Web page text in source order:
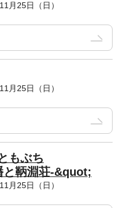
月25日（日）
月25日（日）
もぶち
鞆淵荘-&quot;
月25日（日）